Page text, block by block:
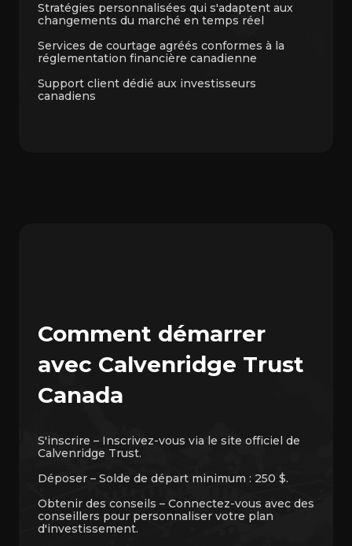
Stratégies personnalisées qui s'adaptent aux
changements du marché en temps réel
Services de courtage agréés conformes à la
réglementation financière canadienne
Support client dédié aux investisseurs
canadiens
Comment démarrer
avec Calvenridge Trust
Canada
S'inscrire – Inscrivez-vous via le site officiel de
Calvenridge Trust.
Déposer – Solde de départ minimum : 250 $.
Obtenir des conseils – Connectez-vous avec des
conseillers pour personnaliser votre plan
d'investissement.